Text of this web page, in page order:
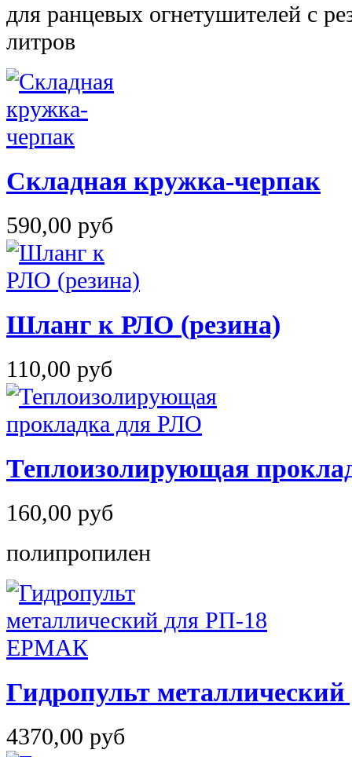
для ранцевых огнетушителей с
литров
Складная кружка-черпак
590,00 руб
Шланг к РЛО (резина)
110,00 руб
Теплоизолирующая
160,00 руб
полипропилен
Гидропульт
4370,00 руб